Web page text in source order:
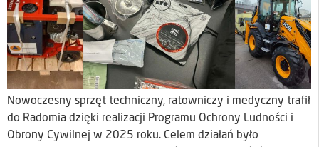
Nowoczesny sprzęt techniczny, ratowniczy i medyczny trafił
do Radomia dzięki realizacji Programu Ochrony Ludności i
Obrony Cywilnej w 2025 roku. Celem działań było